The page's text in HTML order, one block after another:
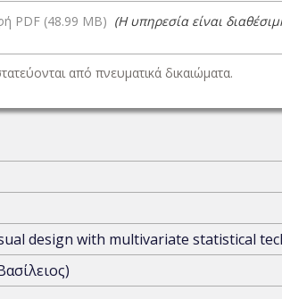
PDF (48.99 MB) (Η υπηρεσία είναι
από πνευματικά δικαιώματα.
design with multivariate statistical